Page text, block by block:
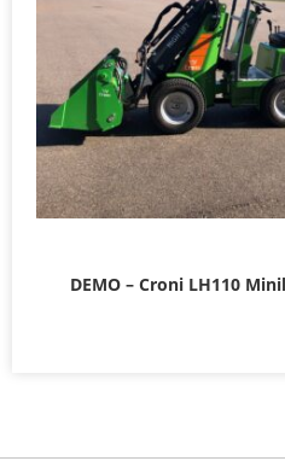
DEMO – Croni LH110